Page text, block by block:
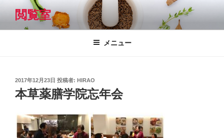
テ
閲覧室
メニュー
投
日:
2017年12月23日 投稿者: HIRAO
本草薬膳学院忘年会